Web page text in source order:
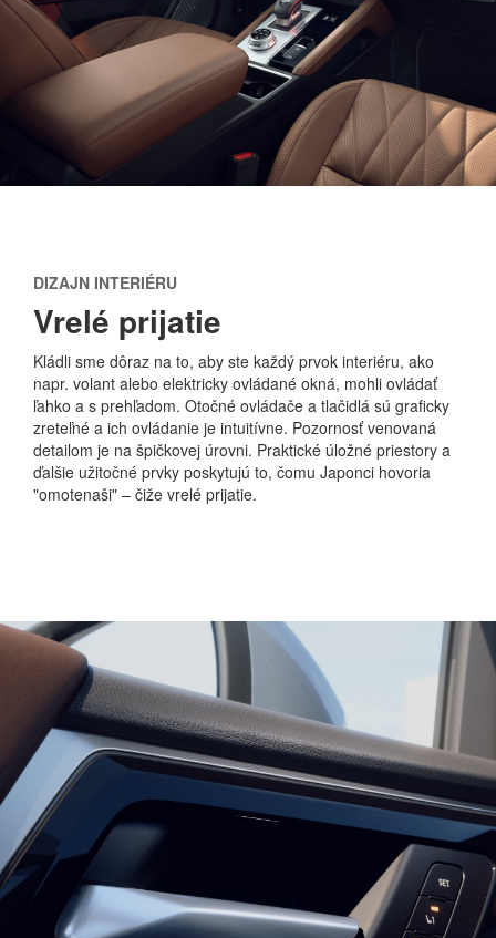
DIZAJN INTERIÉRU
Vrelé prijatie
Kládli sme dôraz na to, aby ste každý prvok interiéru, ako
napr. volant alebo elektricky ovládané okná, mohli ovládať
ľahko a s prehľadom. Otočné ovládače a tlačidlá sú graficky
zreteľné a ich ovládanie je intuitívne. Pozornosť venovaná
detailom je na špičkovej úrovni. Praktické úložné priestory a
ďalšie užitočné prvky poskytujú to, čomu Japonci hovoria
"omotenaši" – čiže vrelé prijatie.